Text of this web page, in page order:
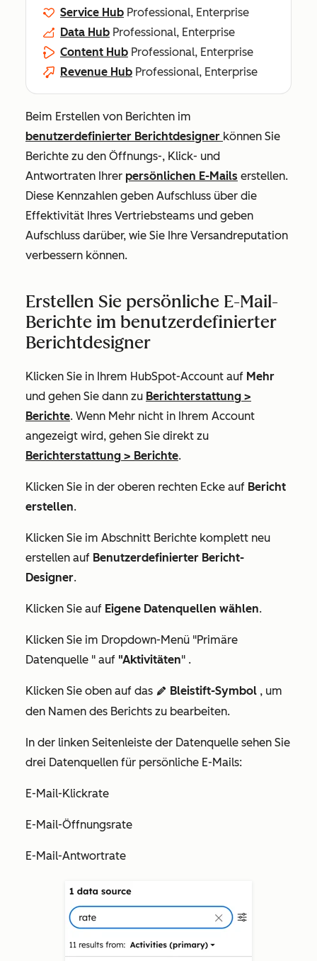
Service Hub Professional, Enterprise
Data Hub Professional, Enterprise
Content Hub Professional, Enterprise
Revenue Hub Professional, Enterprise
Beim Erstellen von Berichten im
benutzerdefinierter Berichtdesigner können Sie
Berichte zu den Öffnungs-, Klick- und
Antwortraten Ihrer persönlichen E-Mails erstellen.
Diese Kennzahlen geben Aufschluss über die
Effektivität Ihres Vertriebsteams und geben
Aufschluss darüber, wie Sie Ihre Versandreputation
verbessern können.
Erstellen Sie persönliche E-Mail-
Berichte im benutzerdefinierter
Berichtdesigner
Klicken Sie in Ihrem HubSpot-Account auf Mehr
und gehen Sie dann zu Berichterstattung >
Berichte. Wenn Mehr nicht in Ihrem Account
angezeigt wird, gehen Sie direkt zu
Berichterstattung > Berichte.
Klicken Sie in der oberen rechten Ecke auf Bericht
erstellen.
Klicken Sie im Abschnitt Berichte komplett neu
erstellen auf Benutzerdefinierter Bericht-
Designer.
Klicken Sie auf Eigene Datenquellen wählen.
Klicken Sie im Dropdown-Menü "Primäre
Datenquelle " auf "Aktivitäten" .
Klicken Sie oben auf das edit Bleistift-Symbol , um
den Namen des Berichts zu bearbeiten.
In der linken Seitenleiste der Datenquelle sehen Sie
drei Datenquellen für persönliche E-Mails:
E-Mail-Klickrate
E-Mail-Öffnungsrate
E-Mail-Antwortrate